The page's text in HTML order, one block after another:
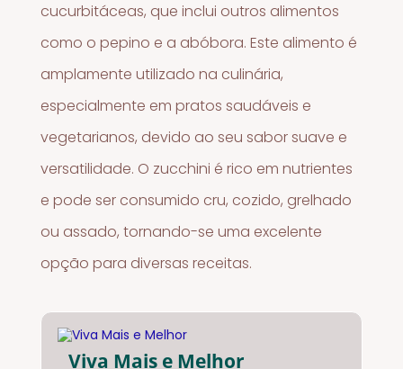
cucurbitáceas, que inclui outros alimentos
como o pepino e a abóbora. Este alimento é
amplamente utilizado na culinária,
especialmente em pratos saudáveis e
vegetarianos, devido ao seu sabor suave e
versatilidade. O zucchini é rico em nutrientes
e pode ser consumido cru, cozido, grelhado
ou assado, tornando-se uma excelente
opção para diversas receitas.
Viva Mais e Melhor